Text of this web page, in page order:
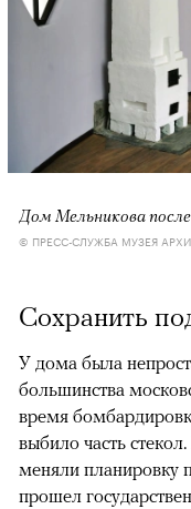
Дом Мельникова
© ПРЕСС-СЛУЖБА МУЗЕЯ
Сохранить
У дома была
большинства
время
выбило часть
меняли планировку
прошел